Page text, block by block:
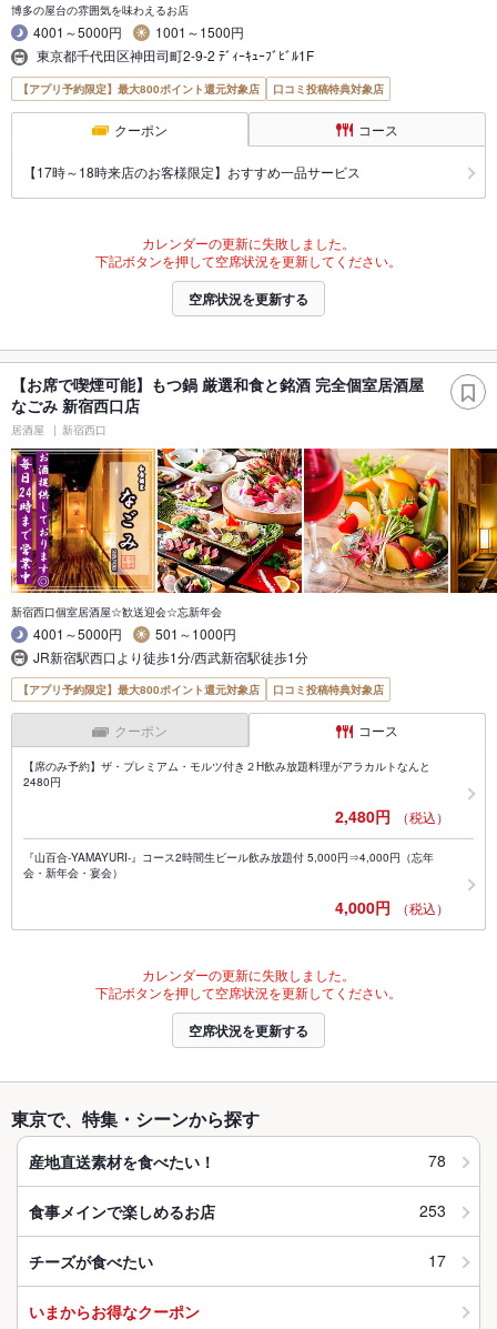
博多の屋台の雰囲気を味わえるお店
4001～5000円
1001～1500円
東京都千代田区神田司町2-9-2 ﾃﾞｨｰｷｭｰﾌﾞﾋﾞﾙ1F
【アプリ予約限定】最大800ポイント還元対象店 口コミ投稿特典対象店
クーポン コース
【17時～18時来店のお客様限定】おすすめ一品サービス
カレンダーの更新に失敗しました。
下記ボタンを押して空席状況を更新してください。
空席状況を更新する
【お席で喫煙可能】もつ鍋 厳選和食と銘酒 完全個室居酒屋
なごみ 新宿西口店
居酒屋 新宿西口
新宿西口個室居酒屋☆歓送迎会☆忘新年会
4001～5000円
501～1000円
JR新宿駅西口より徒歩1分/西武新宿駅徒歩1分
【アプリ予約限定】最大800ポイント還元対象店 口コミ投稿特典対象店
クーポン コース
【席のみ予約】ザ・プレミアム・モルツ付き２H飲み放題料理がアラカルトなんと
2480円
2,480円 （税込）
『山百合-YAMAYURI-』コース2時間生ビール飲み放題付 5,000円⇒4,000円（忘年
会・新年会・宴会）
4,000円 （税込）
カレンダーの更新に失敗しました。
下記ボタンを押して空席状況を更新してください。
空席状況を更新する
東京で、特集・シーンから探す
産地直送素材を食べたい！ 78
食事メインで楽しめるお店 253
チーズが食べたい 17
いまからお得なクーポン